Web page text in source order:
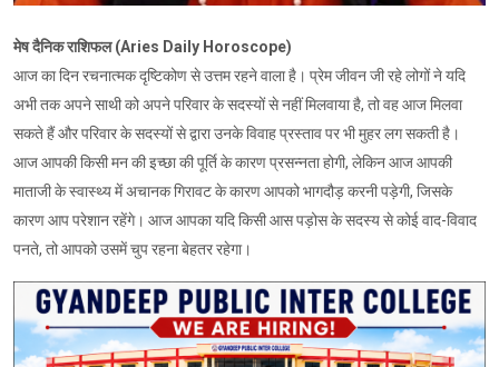
मेष दैनिक राशिफल (Aries Daily Horoscope)
आज का दिन रचनात्मक दृष्टिकोण से उत्तम रहने वाला है। प्रेम जीवन जी रहे लोगों ने यदि
अभी तक अपने साथी को अपने परिवार के सदस्यों से नहीं मिलवाया है, तो वह आज मिलवा
सकते हैं और परिवार के सदस्यों से द्वारा उनके विवाह प्रस्ताव पर भी मुहर लग सकती है।
आज आपकी किसी मन की इच्छा की पूर्ति के कारण प्रसन्नता होगी, लेकिन आज आपकी
माताजी के स्वास्थ्य में अचानक गिरावट के कारण आपको भागदौड़ करनी पड़ेगी, जिसके
कारण आप परेशान रहेंगे। आज आपका यदि किसी आस पड़ोस के सदस्य से कोई वाद-विवाद
पनते, तो आपको उसमें चुप रहना बेहतर रहेगा।